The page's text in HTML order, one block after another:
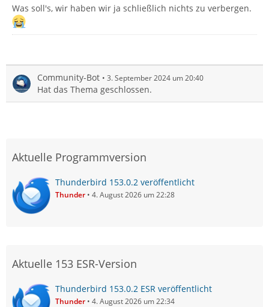
Was soll's, wir haben wir ja schließlich nichts zu verbergen.
Community-Bot 3. September 2024 um 20:40
Hat das Thema geschlossen.
Aktuelle Programmversion
Thunderbird 153.0.2 veröffentlicht
Thunder 4. August 2026 um 22:28
Aktuelle 153 ESR-Version
Thunderbird 153.0.2 ESR veröffentlicht
Thunder 4. August 2026 um 22:34